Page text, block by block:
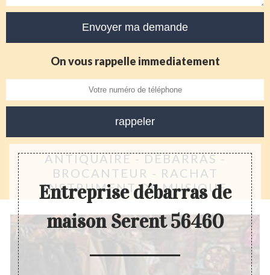
On vous rappelle immediatement
ANTIQUAIRE - DÉBARRAS -
BROCANTEUR - RACHAT
INSTRUMENT DE MUSIQUE
Entreprise débarras de
maison Serent 56460